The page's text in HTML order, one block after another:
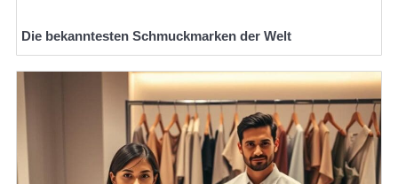
Die bekanntesten Schmuckmarken der Welt